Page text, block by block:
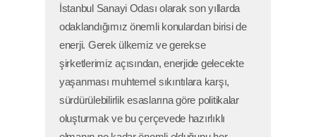
İstanbul Sanayi Odası olarak son yıllarda
odaklandığımız önemli konulardan birisi de
enerji. Gerek ülkemiz ve gerekse
şirketlerimiz açısından, enerjide gelecekte
yaşanması muhtemel sıkıntılara karşı,
sürdürülebilirlik esaslarına göre politikalar
oluşturmak ve bu çerçevede hazırlıklı